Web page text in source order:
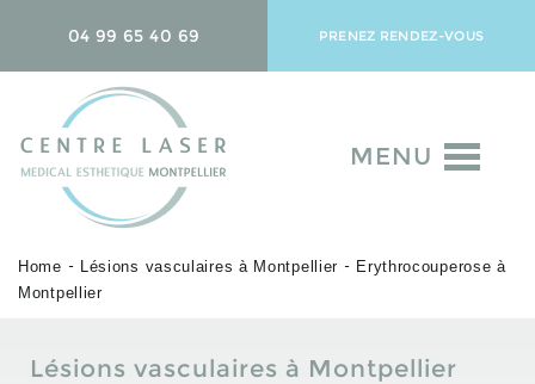
04 99 65 40 69 PRENEZ RENDEZ-VOUS
MENU
Home - Lésions vasculaires à Montpellier - Erythrocouperose à
Montpellier
Lésions vasculaires à Montpellier